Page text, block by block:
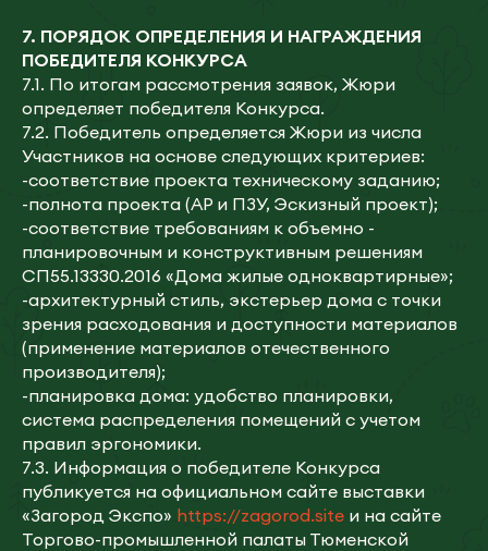
7. ПОРЯДОК ОПРЕДЕЛЕНИЯ И НАГРАЖДЕНИЯ
ПОБЕДИТЕЛЯ КОНКУРСА
7.1. По итогам рассмотрения заявок, Жюри
определяет победителя Конкурса.
7.2. Победитель определяется Жюри из числа
Участников на основе следующих критериев:
-соответствие проекта техническому заданию;
-полнота проекта (АР и ПЗУ, Эскизный проект);
-соответствие требованиям к объемно -
планировочным и конструктивным решениям
СП55.13330.2016 «Дома жилые одноквартирные»;
-архитектурный стиль, экстерьер дома с точки
зрения расходования и доступности материалов
(применение материалов отечественного
производителя);
-планировка дома: удобство планировки,
система распределения помещений с учетом
правил эргономики.
7.3. Информация о победителе Конкурса
публикуется на официальном сайте выставки
«Загород Экспо» https://zagorod.site и на сайте
Торгово-промышленной палаты Тюменской